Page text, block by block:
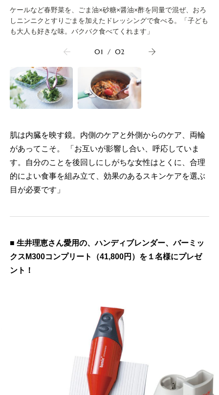
ケールなど春野菜を、ごま油×砂糖×醤油×酢を同量で混ぜ、おろ
しニンニクとすりごまを加えたドレッシングで食べる。「子ども
も大人も好きな味。バクバク食べてくれます」
01 / 02
肌は内臓を映す鏡。内側のケアと外側からのケア、両輪
があってこそ。 「お互いが影響し合い、呼応していま
す。自分のことを後回しにしがちな女性はとくに、合理
的によい食事を組み立て、効果のあるスキンケアを選ぶ
目が必要です」
■ 生井理恵さん愛用の、ハンディブレンダー、バーミッ
クスM300コンプリート（41,800円）を１名様にプレゼ
ント！